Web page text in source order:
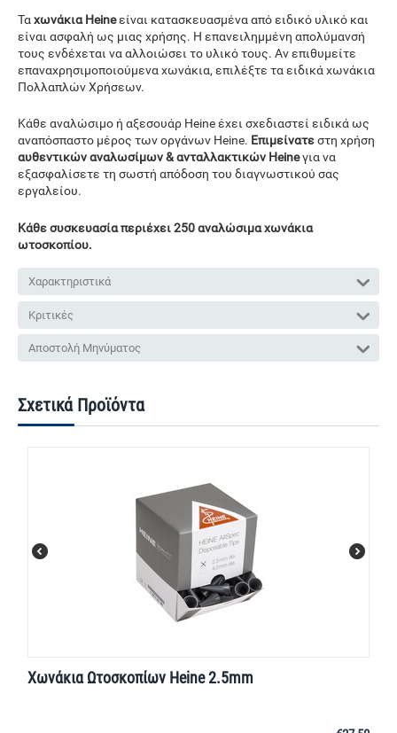
Ταχωνάκια Heineείναι κατασκευασμένα από ειδικό υλικό και
είναι ασφαλή ως μιας χρήσης. Η επανειλημμένη απολύμανσή
τους ενδέχεται να αλλοιώσει το υλικό τους. Αν επιθυμείτε
επαναχρησιμοποιούμενα χωνάκια, επιλέξτε τα ειδικά χωνάκια
Πολλαπλών Χρήσεων.
Κάθε αναλώσιμο ή αξεσουάρ Heine έχει σχεδιαστεί ειδικά ως
αναπόσπαστο μέρος των οργάνων Heine. Επιμείνατεστη χρήση
αυθεντικών αναλωσίμων & ανταλλακτικών Heineγια να
εξασφαλίσετε τη σωστή απόδοση του διαγνωστικού σας
εργαλείου.
Κάθε συσκευασία περιέχει 250 αναλώσιμα χωνάκια
ωτοσκοπίου.
Χαρακτηριστικά
Κριτικές
Αποστολή Μηνύματος
Σχετικά Προϊόντα
Χωνάκια Ωτοσκοπίων Heine 2.5mm